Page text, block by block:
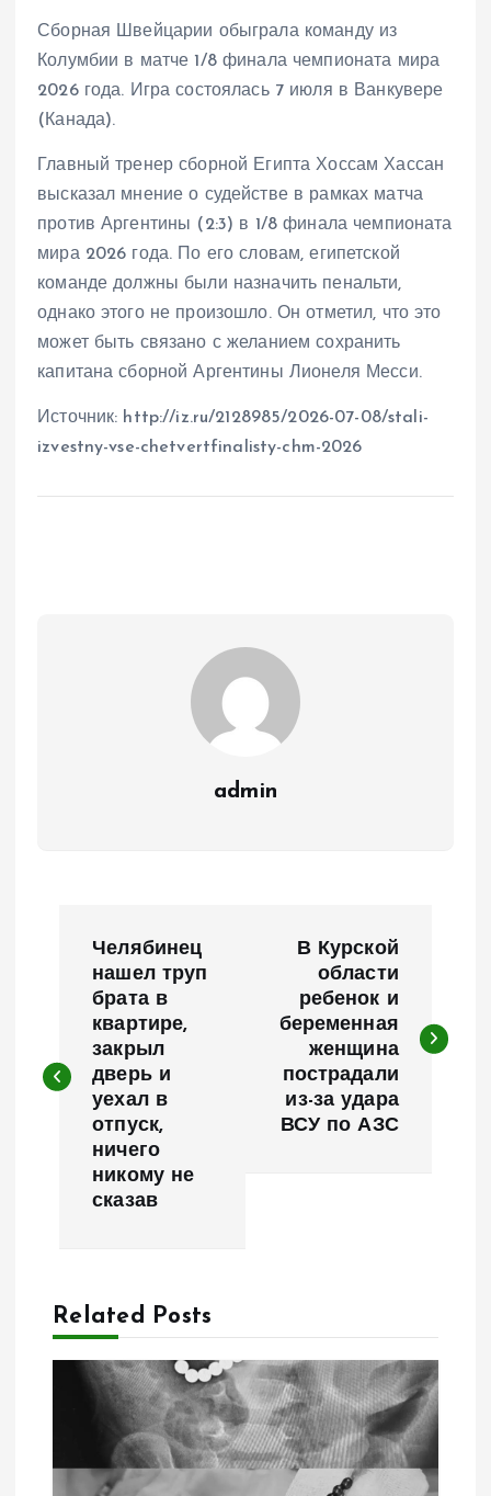
Сборная Швейцарии обыграла команду из
Колумбии в матче 1/8 финала чемпионата мира
2026 года. Игра состоялась 7 июля в Ванкувере
(Канада).
Главный тренер сборной Египта Хоссам Хассан
высказал мнение о судействе в рамках матча
против Аргентины (2:3) в 1/8 финала чемпионата
мира 2026 года. По его словам, египетской
команде должны были назначить пенальти,
однако этого не произошло. Он отметил, что это
может быть связано с желанием сохранить
капитана сборной Аргентины Лионеля Месси.
Источник: http://iz.ru/2128985/2026-07-08/stali-
izvestny-vse-chetvertfinalisty-chm-2026
admin
и
и
я
о
Челябинец
нашел труп
брата в
квартире,
закрыл
дверь и
уехал в
отпуск,
ничего
никому не
сказав
В Курской
области
ребенок и
беременная
женщина
пострадали
из-за удара
ВСУ по АЗС
Related Posts